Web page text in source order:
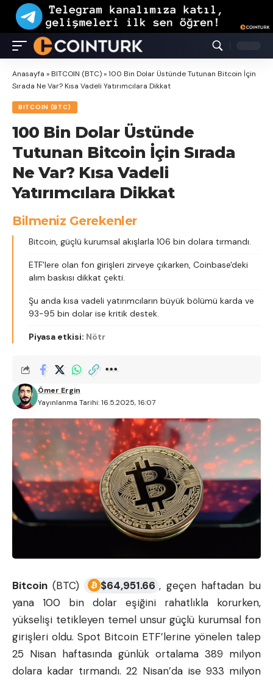
Anasayfa »BITCOIN (BTC)»100 Bin Dolar Üstünde Tutunan Bitcoin İçin
Sırada Ne Var? Kısa Vadeli Yatırımcılara Dikkat
BITCOIN (BTC)
100 Bin Dolar Üstünde
Tutunan Bitcoin İçin Sırada
Ne Var? Kısa Vadeli
Yatırımcılara Dikkat
Bilmeniz Gerekenler
Bitcoin, güçlü kurumsal akışlarla 106 bin dolara tırmandı.
ETF'lere olan fon girişleri zirveye çıkarken, Coinbase'deki
alım baskısı dikkat çekti.
Şu anda kısa vadeli yatırımcıların büyük bölümü karda ve
93-95 bin dolar ise kritik destek.
Piyasa etkisi: Nötr
Yayınlanma Tarihi: 16.5.2025, 16:07
Ömer Ergin
Bitcoin (BTC) $64,951.66 , geçen haftadan bu
yana 100 bin dolar eşiğini rahatlıkla korurken,
yükselişi tetikleyen temel unsur güçlü kurumsal fon
girişleri oldu. Spot Bitcoin ETF’lerine yönelen talep
25 Nisan haftasında günlük ortalama 389 milyon
dolara kadar tırmandı. 22 Nisan’da ise 933 milyon